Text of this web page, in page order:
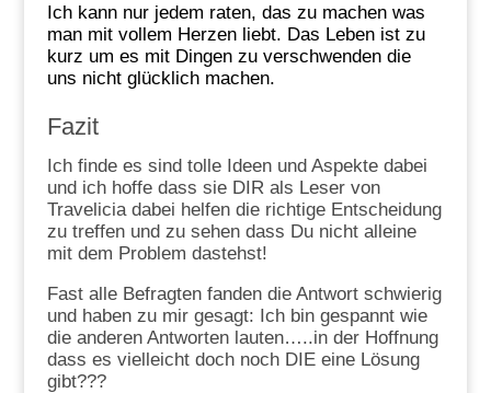
Ich kann nur jedem raten, das zu machen was
man mit vollem Herzen liebt. Das Leben ist zu
kurz um es mit Dingen zu verschwenden die
uns nicht glücklich machen.
Fazit
Ich finde es sind tolle Ideen und Aspekte dabei
und ich hoffe dass sie DIR als Leser von
Travelicia dabei helfen die richtige Entscheidung
zu treffen und zu sehen dass Du nicht alleine
mit dem Problem dastehst!
Fast alle Befragten fanden die Antwort schwierig
und haben zu mir gesagt: Ich bin gespannt wie
die anderen Antworten lauten…..in der Hoffnung
dass es vielleicht doch noch DIE eine Lösung
gibt???